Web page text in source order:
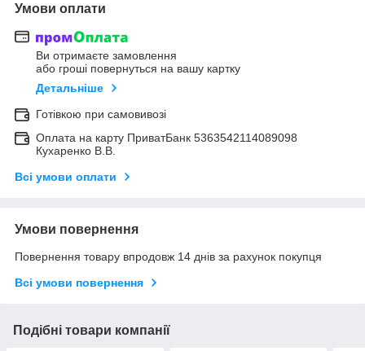
Умови оплати
Ви отримаєте замовлення
або гроші повернуться на вашу картку
Детальніше
Готівкою при самовивозі
Оплата на карту ПриватБанк 5363542114089098
Кухаренко В.В.
Всі умови оплати
Умови повернення
Повернення товару впродовж 14 днів за рахунок покупця
Всі умови повернення
Подібні товари компанії